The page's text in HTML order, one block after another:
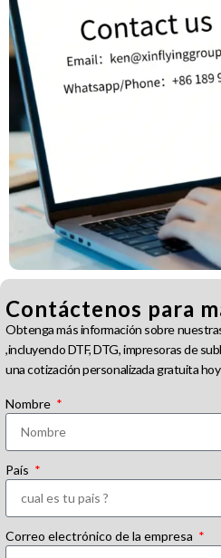
Contáctenos para
Obtenga más información sobre
,incluyendo DTF, DTG, impresoras de
una cotización personalizada gratuita
Nombre
País
Correo electrónico de la empresa